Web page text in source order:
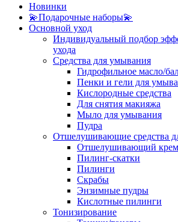
Новинки
💫Подарочные наборы💫
Основной уход
Индивидуальный подбор
ухода
Средства для умывания
Гидрофильное масло/
Пенки и гели для
Кислородные средства
Для снятия макияжа
Мыло для умывания
Пудра
Отшелушивающие средства
Отшелушивающий крем
Пилинг-скатки
Пилинги
Скрабы
Энзимные пудры
Кислотные пилинги
Тонизирование